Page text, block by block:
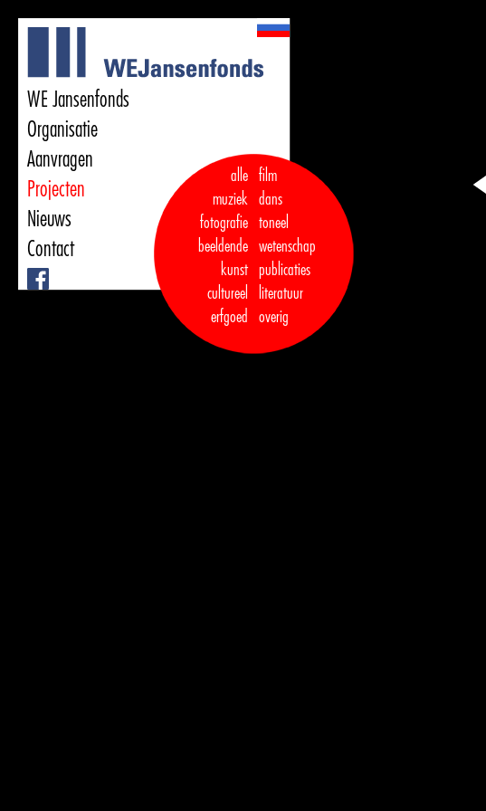
WE Jansenfonds
Organisatie
Aanvragen
Projecten
Nieuws
Contact
alle
muziek
fotografie
beeldende
kunst
cultureel
erfgoed
film
dans
toneel
wetenschap
publicaties
literatuur
overig